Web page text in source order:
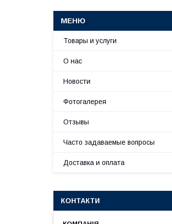
Товары и услуги
О нас
Новости
Фотогалерея
Отзывы
Часто задаваемые вопросы
Доставка и оплата
КОНТАКТИ